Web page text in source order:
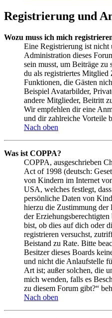
Registrierung und
Wozu muss ich mich
Eine Registrierung ist
Administration dieses
sein musst, um Beiträge
du als registriertes
Funktionen, die Gästen
Beispiel Avatarbilder,
andere Mitglieder, Beitritt
Wir empfehlen dir eine
und dir zahlreiche Vorteile
Nach oben
Was ist COPPA?
COPPA, ausgeschrieben
Act of 1998 (deutsch:
von Kindern im Internet
USA, welches festlegt,
persönliche Daten von
hierzu die Zustimmung der
der
bist, ob dies auf dich oder
registrieren versuchst,
Beistand zu Rate. Bitte
Besitzer dieses Boards
und nicht die Anlaufstelle
Art ist; außer solchen, die
mich wenden, falls es
zu diesem Forum gibt?“
Nach oben